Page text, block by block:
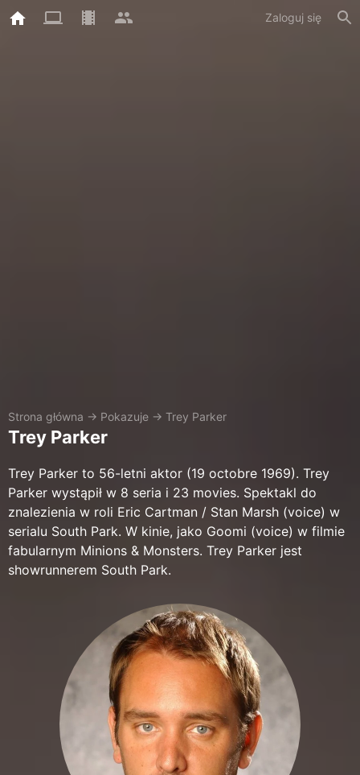
Zaloguj się
Strona główna → Pokazuje → Trey Parker
Trey Parker
Trey Parker to 56-letni aktor (19 octobre 1969). Trey
Parker wystąpił w 8 seria i 23 movies. Spektakl do
znalezienia w roli Eric Cartman / Stan Marsh (voice) w
serialu South Park. W kinie, jako Goomi (voice) w filmie
fabularnym Minions & Monsters. Trey Parker jest
showrunnerem South Park.